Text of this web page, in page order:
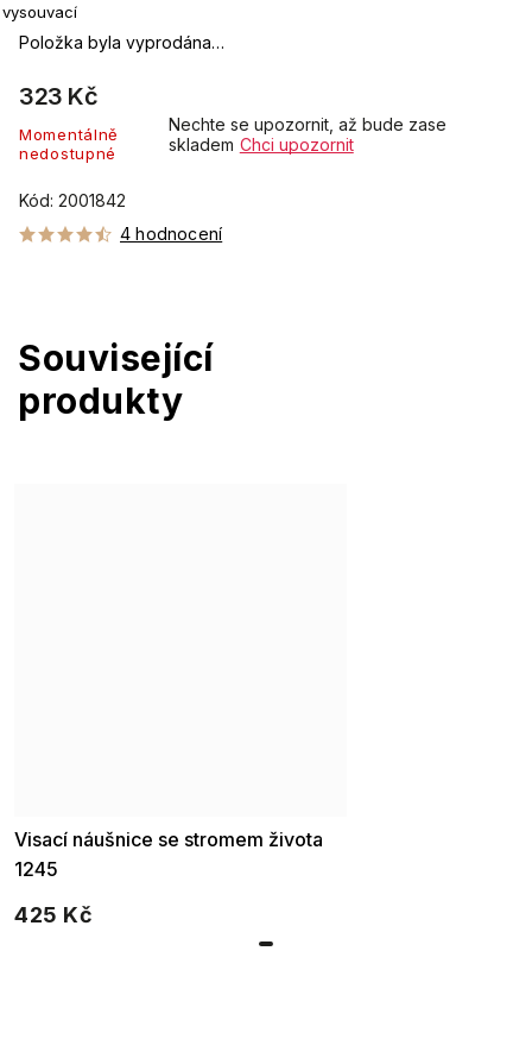
4 hodnocení
Kód: 2001842
323 Kč
Momentálně
nedostupné
Nechte se upozornit, až bude zase
skladem Chci upozornit
vysouvací
Položka byla vyprodána…
Související
produkty
Visací náušnice se stromem života
1245
425 Kč